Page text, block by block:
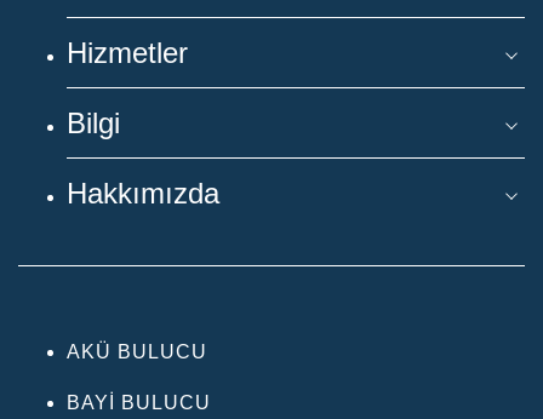
Hizmetler
Bilgi
Hakkımızda
AKÜ BULUCU
BAYI BULUCU